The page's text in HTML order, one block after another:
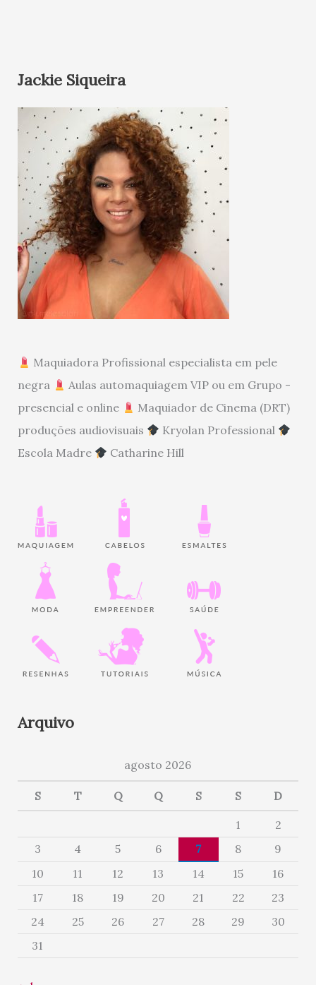
Jackie Siqueira
Maquiadora Profissional especialista em pele
negra
Aulas automaquiagem VIP ou em Grupo -
presencial e online
Maquiador de Cinema (DRT)
produções audiovisuais
Kryolan Professional
Escola Madre
Catharine Hill
Arquivo
agosto 2026
S T Q Q S S D
1
2
3
4 5 6 7 8
9
10
11 12 13 14 15
16
17
18 19 20 21 22
23
24
25 26 27 28 29
30
31